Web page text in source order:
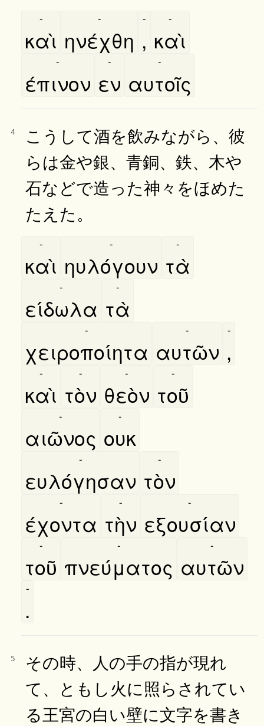
καὶ
-
ηνέχθη
-
,
-
καὶ
-
έπινον
-
εν
-
αυτοῖς
-
4
こうして酒を飲みながら、彼
らは金や銀、青銅、鉄、木や
石などで造った神々をほめた
たえた。
καὶ
-
ηυλόγουν
-
τὰ
-
είδωλα
-
τὰ
-
χειροποίητα
-
αυτῶν
-
,
-
καὶ
-
τὸν
-
θεὸν
-
τοῦ
-
αιῶνος
-
ουκ
-
ευλόγησαν
-
τὸν
-
έχοντα
-
τὴν
-
εξουσίαν
-
τοῦ
-
πνεύματος
-
αυτῶν
-
.
-
5
その時、人の手の指が現れ
て、ともし火に照らされてい
る王宮の白い壁に文字を書き